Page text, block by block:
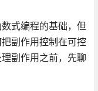
式编程的基础，但
副作用控制在可控
副作用之前，先聊